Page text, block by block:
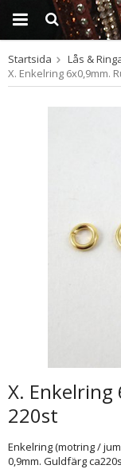
Startsida Lås &
X. Enkelring 6x0,9mm.
X. Enkelring
220st
Enkelring (motring /
0,9mm. Guldfärg